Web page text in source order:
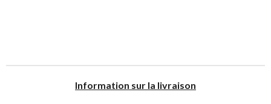
Information sur la livraison